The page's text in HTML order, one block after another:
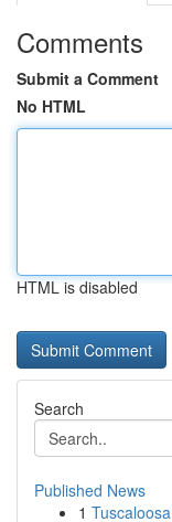
Comments
Submit a Comment
No HTML
HTML is disabled
Search
Published News
1